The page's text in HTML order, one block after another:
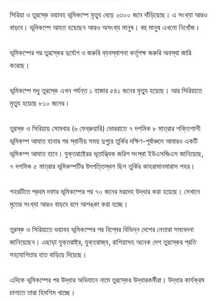
সিরিয়া ও তুরস্কে ভয়াবহ ভূমিকম্পে মৃত্যু বেড়ে ২৩০০ জনে দাঁড়িয়েছে। এ সংখ্যা আরও
বাড়বে। ভূমিকম্পে আহত হয়েছেন আরও অসংখ্য মানুষ। বহু মানুষ এখনো নিখোঁজ।
ভূমিকম্পের পর তুরস্কের দুর্যোগ ও জরুরি ব্যবস্থাপনা কর্তৃপক্ষ জরুরি অবস্থা জারি
করেছে।
ভূমিকম্পে শুধু তুরস্কে এখন পর্যন্ত ১ হাজার ৫৪১ জনের মৃত্যু হয়েছে। আর সিরিয়াতে
মৃত্যু হয়েছে ৮১০ জনের।
তুরস্ক ও সিরিয়ায় সোমবার (৬ ফেব্রুয়ারি) ভোররাতে ৭ দশমিক ৮ মাত্রার শক্তিশালী
ভূমিকম্প আঘাত হানার পর স্থানীয় সময় দুপুরে তুর্কির দক্ষিণ-পূর্বাঞ্চলে আবারও একটি
ভূমিকম্প আঘাত হানে। যুক্তরাষ্ট্রের ভূতাত্ত্বিক জরিপ সংস্থা ইউএসজিএস জানিয়েছে,
৭ দশমিক ৫ মাত্রার ভূমিকম্পটির উৎপত্তিস্থল ছিল তুর্কির কাহরামানমারাস শহর।
শহরটিতে প্রথম দফার ভূমিকম্পের পর ৭০ জনের মরদেহ উদ্ধার করা হয়েছে। সেখানে
মৃতের সংখ্যা আরও বাড়বে বলে আশঙ্কা করা হচ্ছে।
তুরস্ক ও সিরিয়াতে ভয়াবহ ভূমিকম্পের পর বিশ্বের বিভিন্ন দেশের নেতারা সমবেদনা
জানিয়েছেন। এছাড়া যুক্তরাষ্ট্র, যুক্তরাজ্য, রাশিয়াসহ অনেক দেশ তুরস্কের প্রতি
সহযোগিতার হাত বাড়িয়ে দিয়েছে।
এদিকে ভূমিকম্পের পর উদ্ধার অভিযানে নামে তুরস্কের উদ্ধারকর্মীরা। উদ্ধার কার্যক্রম
চালাতে তারা হিমশিম খাচ্ছে।